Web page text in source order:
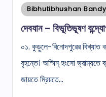
Posted
Bibhutibhushan
দেবযান – বিভূতিভূষণ
০১. কুড়ুলে-বিনোদপুরের বিখ্যাত
বৃহন্তে। অস্মিন্ হংসো ভ্রাম্যতে
জায়তে ম্রিয়তে…